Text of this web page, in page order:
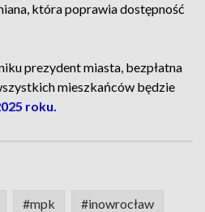
która poprawia dostępność
prezydent miasta, bezpłatna
mieszkańców będzie
roku.
#mpk #inowrocław